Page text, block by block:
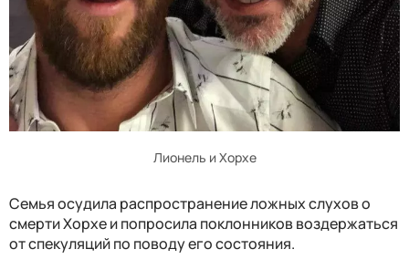
Лионель и Хорхе
Семья осудила распространение ложных слухов о
смерти Хорхе и попросила поклонников воздержаться
от спекуляций по поводу его состояния.